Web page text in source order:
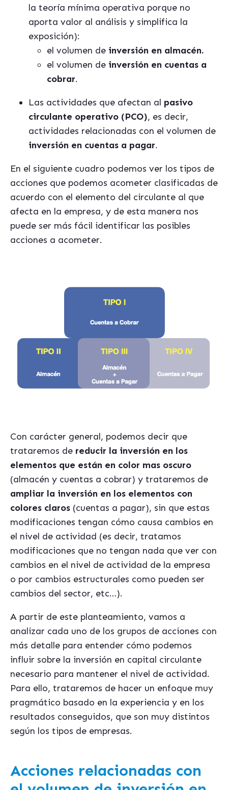
la teoría mínima operativa porque no
aporta valor al análisis y simplifica la
exposición):
el volumen de inversión en almacén.
el volumen de inversión en cuentas a
cobrar.
Las actividades que afectan al pasivo
circulante operativo (PCO), es decir,
actividades relacionadas con el volumen de
inversión en cuentas a pagar.
En el siguiente cuadro podemos ver los tipos de
acciones que podemos acometer clasificadas de
acuerdo con el elemento del circulante al que
afecta en la empresa, y de esta manera nos
puede ser más fácil identificar las posibles
acciones a acometer.
Con carácter general, podemos decir que
trataremos de reducir la inversión en los
elementos que están en color mas oscuro
(almacén y cuentas a cobrar) y trataremos de
ampliar la inversión en los elementos con
colores claros (cuentas a pagar), sin que estas
modificaciones tengan cómo causa cambios en
el nivel de actividad (es decir, tratamos
modificaciones que no tengan nada que ver con
cambios en el nivel de actividad de la empresa
o por cambios estructurales como pueden ser
cambios del sector, etc…).
A partir de este planteamiento, vamos a
analizar cada uno de los grupos de acciones con
más detalle para entender cómo podemos
influir sobre la inversión en capital circulante
necesario para mantener el nivel de actividad.
Para ello, trataremos de hacer un enfoque muy
pragmático basado en la experiencia y en los
resultados conseguidos, que son muy distintos
según los tipos de empresas.
Acciones relacionadas con